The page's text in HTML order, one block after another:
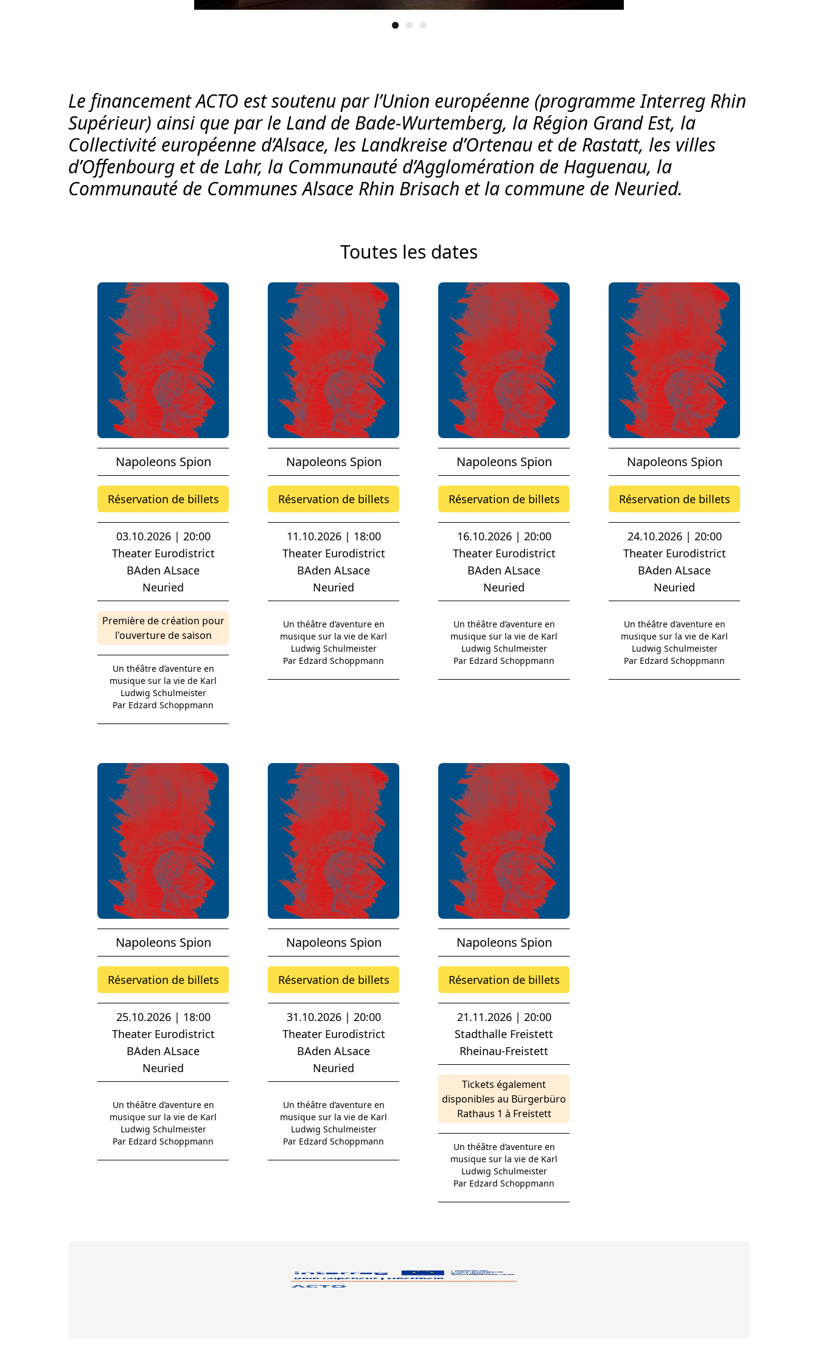
Le financement ACTO est soutenu par l’Union européenne (programme Interreg Rhin
Supérieur) ainsi que par le Land de Bade-Wurtemberg, la Région Grand Est, la
Collectivité européenne d’Alsace, les Landkreise d’Ortenau et de Rastatt, les villes
d’Offenbourg et de Lahr, la Communauté d’Agglomération de Haguenau, la
Communauté de Communes Alsace Rhin Brisach et la commune de Neuried.
Toutes les dates
Napoleons Spion
Réservation de billets
03.10.2026 | 20:00
Theater Eurodistrict
BAden ALsace
Neuried
Première de création pour
l'ouverture de saison
Un théâtre d’aventure en
musique sur la vie de Karl
Ludwig Schulmeister
Par Edzard Schoppmann
Napoleons Spion
Réservation de billets
11.10.2026 | 18:00
Theater Eurodistrict
BAden ALsace
Neuried
Un théâtre d’aventure en
musique sur la vie de Karl
Ludwig Schulmeister
Par Edzard Schoppmann
Napoleons Spion
Réservation de billets
16.10.2026 | 20:00
Theater Eurodistrict
BAden ALsace
Neuried
Un théâtre d’aventure en
musique sur la vie de Karl
Ludwig Schulmeister
Par Edzard Schoppmann
Napoleons Spion
Réservation de billets
24.10.2026 | 20:00
Theater Eurodistrict
BAden ALsace
Neuried
Un théâtre d’aventure en
musique sur la vie de Karl
Ludwig Schulmeister
Par Edzard Schoppmann
Napoleons Spion
Réservation de billets
25.10.2026 | 18:00
Theater Eurodistrict
BAden ALsace
Neuried
Un théâtre d’aventure en
musique sur la vie de Karl
Ludwig Schulmeister
Par Edzard Schoppmann
Napoleons Spion
Réservation de billets
31.10.2026 | 20:00
Theater Eurodistrict
BAden ALsace
Neuried
Un théâtre d’aventure en
musique sur la vie de Karl
Ludwig Schulmeister
Par Edzard Schoppmann
Napoleons Spion
Réservation de billets
21.11.2026 | 20:00
Stadthalle Freistett
Rheinau-Freistett
Tickets également
disponibles au Bürgerbüro
Rathaus 1 à Freistett
Un théâtre d’aventure en
musique sur la vie de Karl
Ludwig Schulmeister
Par Edzard Schoppmann